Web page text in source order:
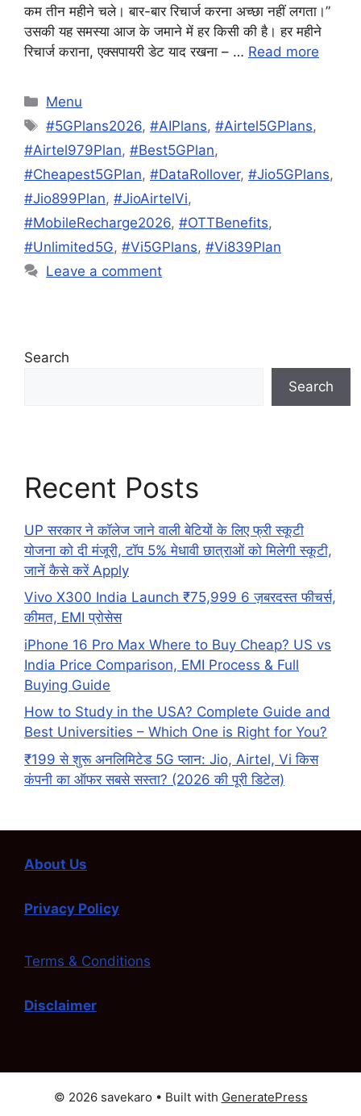
कम तीन महीने चले। बार-बार रिचार्ज करना अच्छा नहीं लगता।”
उसकी यह समस्या आज के जमाने में हर किसी की है। हर महीने
रिचार्ज कराना, एक्सपायरी डेट याद रखना – … Read more
Categories
Menu
Tags
#5GPlans2026,#AIPlans,#Airtel5GPlans,
#Airtel979Plan, #Best5GPlan,
#Cheapest5GPlan, #DataRollover, #Jio5GPlans,
#Jio899Plan, #JioAirtelVi,
#MobileRecharge2026, #OTTBenefits,
#Unlimited5G, #Vi5GPlans, #Vi839Plan
Leave a comment
Search
Search
Recent Posts
UP सरकार ने कॉलेज जाने वाली बेटियों के लिए फ्री स्कूटी
योजना को दी मंजूरी, टॉप 5% मेधावी छात्राओं को मिलेगी स्कूटी,
जानें कैसे करें Apply
Vivo X300 India Launch ₹75,999 6 ज़बरदस्त फीचर्स,
कीमत, EMI प्रोसेस
iPhone 16 Pro Max Where to Buy Cheap? US vs
India Price Comparison, EMI Process & Full
Buying Guide
How to Study in the USA? Complete Guide and
Best Universities – Which One is Right for You?
₹199 से शुरू अनलिमिटेड 5G प्लान: Jio, Airtel, Vi किस
कंपनी का ऑफर सबसे सस्ता? (2026 की पूरी डिटेल)
About Us
Privacy Policy
Terms & Conditions
Disclaimer
© 2026 savekaro • Built with GeneratePress